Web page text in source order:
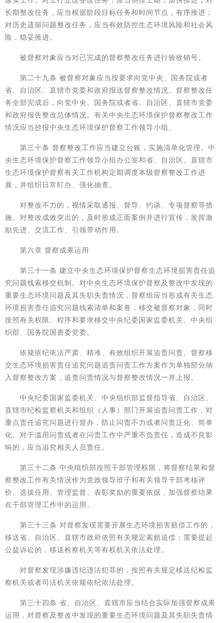
长期整改任务，应当根据阶段目标任务和时间节点，有序推进；
对历史遗留问题整改任务，应当有效防控生态环境风险和社会风
险，稳妥推进。
被督察对象应当对已完成的督察整改任务进行验收销号。
第二十九条 被督察对象应当按要求向党中央、国务院或者
省、自治区、直辖市党委和政府报送督察整改情况。督察整改任
务全部完成后，向党中央、国务院或者省、自治区、直辖市党委
和政府报告整改总体情况。有关中央生态环境保护督察整改工作
情况应当抄报中央生态环境保护督察工作领导小组。
第三十条 督察整改工作应当建立台账，实施清单化管理。中
央生态环境保护督察工作领导小组办公室和省、自治区、直辖市
生态环境保护督察有关工作机构定期调度本级督察整改工作进
展，并组织日常盯办、强化抽查。
对整改不力的，视情采取通报、督导、约谈、专项督察等措
施。对整改成效突出的，及时形成正面案例并进行宣传，发挥激
励先进、交流工作、引领带动作用。
第六章 督察成果运用
第三十一条 建立中央生态环境保护督察生态环境损害责任追
究问题线索移交机制。对中央生态环境保护督察及整改中发现的
重要生态环境问题及其失职失责情况，督察组应当形成有关生态
环境损害责任追究问题线索清单和案卷，移交被督察对象，同时
按照有关权限、程序和要求移交中央纪委国家监委机关、中央组
织部、国务院国资委党委。
依规依纪依法严肃、精准、有效组织开展追责问责。督察移
交生态环境损害责任追究问题追责问责工作方案作为单独部分纳
入督察整改方案，追责问责情况与督察整改情况一并上报。
中央纪委国家监委机关、中央组织部监督指导省、自治区、
直辖市纪检监察机关和组织（人事）部门开展追责问责工作，对
重点责任追究问题进行督办，防止问责不力或者问责泛化、简单
化。对于滥用问责或者在问责工作中严重不负责任，造成不良影
响的，应当追究相关人员责任。
第三十二条 中央组织部按照干部管理权限，将督察结果和督
察整改工作有关情况作为党政领导班子和有关领导干部考核评
价、选拔任用、管理监督、表彰奖励的重要依据，加强督察结果
在干部管理工作中的运用。
第三十三条 对督察发现需要开展生态环境损害赔偿工作的，
移送省、自治区、直辖市政府依照有关规定索赔追偿；需要提起
公益诉讼的，移送检察机关等有权机关依法处理。
对督察发现涉嫌违纪违法犯罪的，按照有关规定移送纪检监
察机关或者司法机关依规依纪依法处理。
第三十四条 省、自治区、直辖市应当结合实际加强督察成果
运用，对督察及整改中发现的重要生态环境问题及其失职失责情